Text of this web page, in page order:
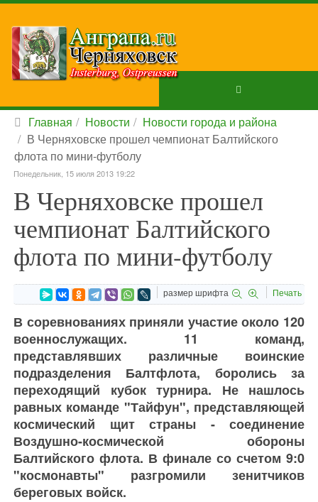
Главная Новости
Новости города и района
В Черняховске прошел чемпионат Балтийского
флота по мини-футболу
Понедельник, 15 июля 2013 19:22
В Черняховске прошел
чемпионат Балтийского
флота по мини-футболу
размер шрифта Печать
В соревнованиях приняли участие около 120
военнослужащих. 11 команд,
представлявших различные воинские
подразделения Балтфлота, боролись за
переходящий кубок турнира. Не нашлось
равных команде "Тайфун", представляющей
космический щит страны - соединение
Воздушно-космической обороны
Балтийского флота. В финале со счетом 9:0
"космонавты" разгромили зенитчиков
береговых войск.